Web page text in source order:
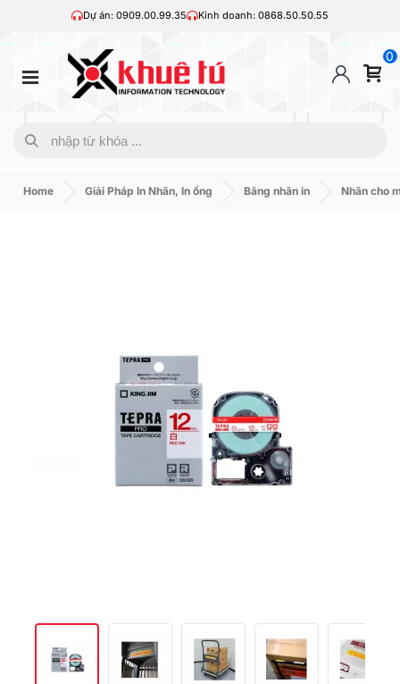
Dự án: 0909.00.99.35 Kinh doanh: 0868.50.50.55
0
Home Giải Pháp In Nhãn, In ống Băng nhãn in Nhãn cho